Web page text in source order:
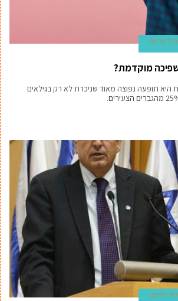
'מדינט'
מוקדמת?
תופעה נפוצה מאוד שניכרת לא רק בגילאים
'מדינט'